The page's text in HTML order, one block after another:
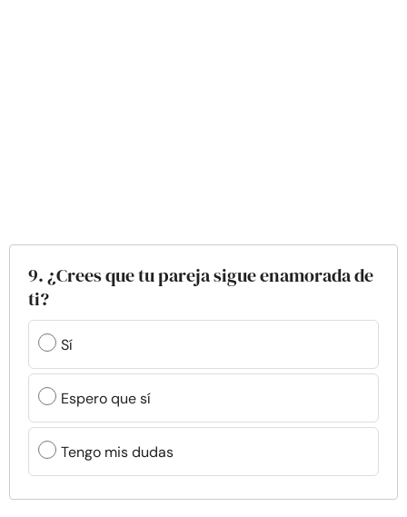
9. ¿Crees que tu pareja sigue enamorada de
ti?
Sí
Espero que sí
Tengo mis dudas